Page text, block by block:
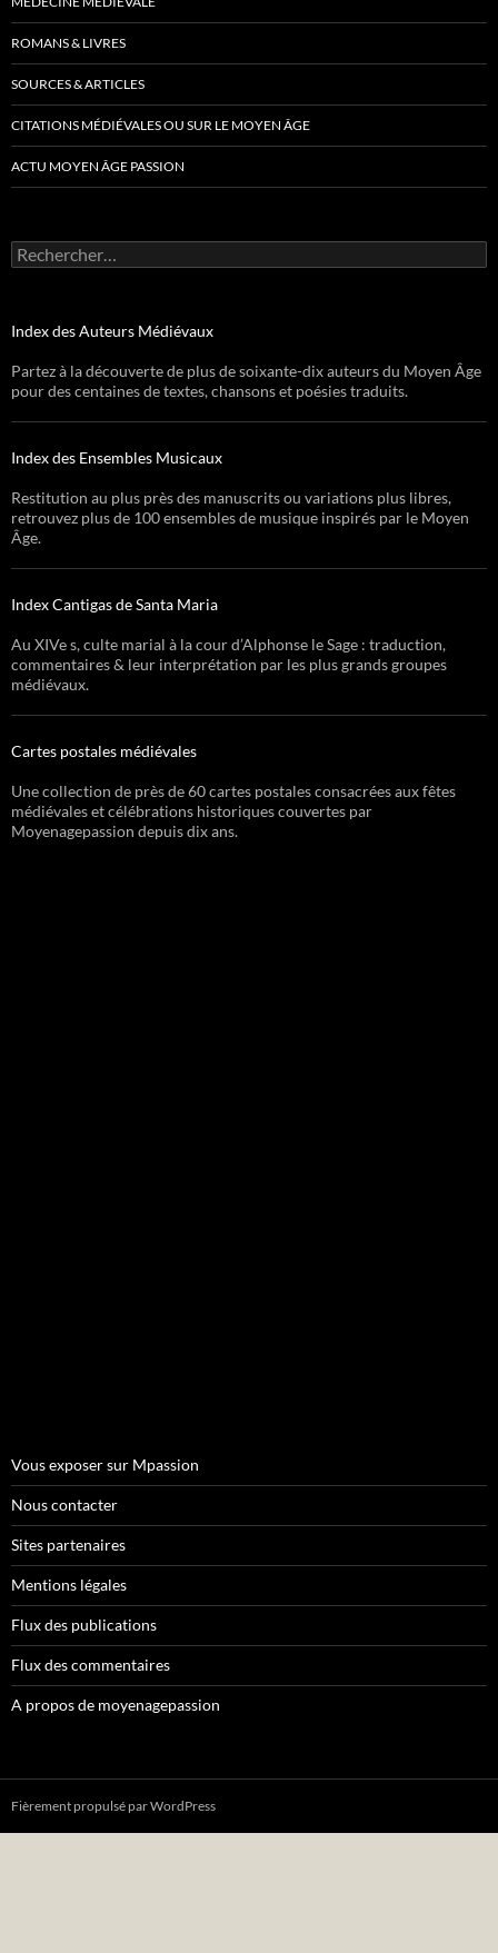
ROMANS & LIVRES
SOURCES & ARTICLES
CITATIONS MÉDIÉVALES OU SUR LE MOYEN ÂGE
ACTU MOYEN ÂGE PASSION
Rechercher :
Index des Auteurs Médiévaux
Partez à la découverte de plus de soixante-dix auteurs du Moyen Âge
pour des centaines de textes, chansons et poésies traduits.
Index des Ensembles Musicaux
Restitution au plus près des manuscrits ou variations plus libres,
retrouvez plus de 100 ensembles de musique inspirés par le Moyen
Âge.
Index Cantigas de Santa Maria
Au XIVe s, culte marial à la cour d’Alphonse le Sage : traduction,
commentaires & leur interprétation par les plus grands groupes
médiévaux.
Cartes postales médiévales
Une collection de près de 60 cartes postales consacrées aux fêtes
médiévales et célébrations historiques couvertes par
Moyenagepassion depuis dix ans.
Vous exposer sur Mpassion
Nous contacter
Sites partenaires
Mentions légales
Flux des publications
Flux des commentaires
A propos de moyenagepassion
Fièrement propulsé par WordPress